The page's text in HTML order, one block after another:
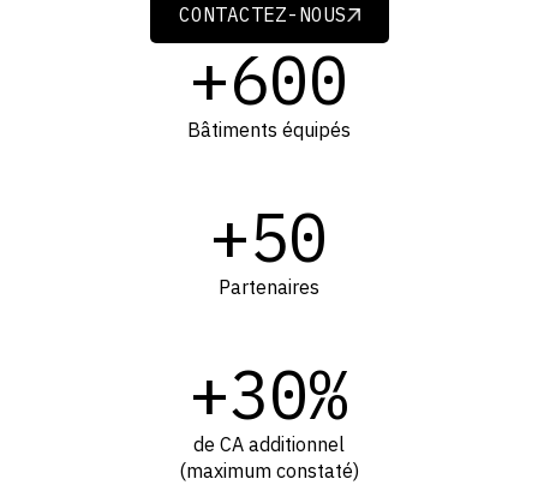
CONTACTEZ-NOUS
CONTACTEZ-NOUS
+600
Bâtiments équipés
+50
Partenaires
+30%
de CA additionnel
(maximum constaté)